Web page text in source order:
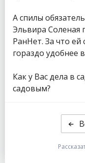
А спилы
Эльвира Соленая
РанНет. За что ей
гораздо удобнее
Как у Вас дела в
садовым?